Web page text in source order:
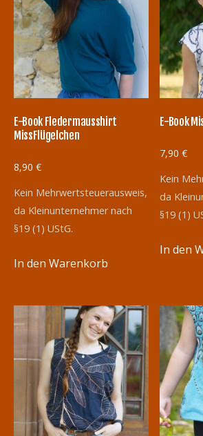
E-Book Fledermausshirt
MissFlügelchen
8,90 €
Kein Mehrwertsteuerausweis,
da Kleinunternehmer nach
§19 (1) UStG.
In den Warenkorb
E-Book
7,90€
Kein
da
§19 (1)
In den